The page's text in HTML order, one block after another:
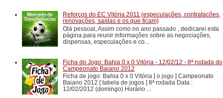
Reforços do EC Vitória 2011 (especulações, contratações,
renovações, saídas e os que ficam)
Olá pessoal, Assim como no ano passado , dedicarei esta
página para reunir informações sobre as negociações,
dispensas, especulações e co...
Ficha do Jogo: Bahia 0 x 0 Vitória - 12/02/12 - 8ª rodada do
Campeonato Baiano 2012
Ficha de jogo: Bahia 0 x 0 Vitória [ o jogo ] Campeonato
Baiano 2012 [ tabela de jogos ] 8ª rodada Data :
12/02/2012 (domingo) Horário ...